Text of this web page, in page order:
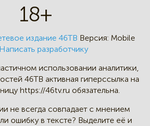
18+
издание 46ТВ Версия: Mobile
Написать разработчику
использовании аналитики,
46TB активная гиперссылка на
https://46tv.ru обязательна.
не всегда совпадает с мнением
ошибку в тексте? Выделите её и